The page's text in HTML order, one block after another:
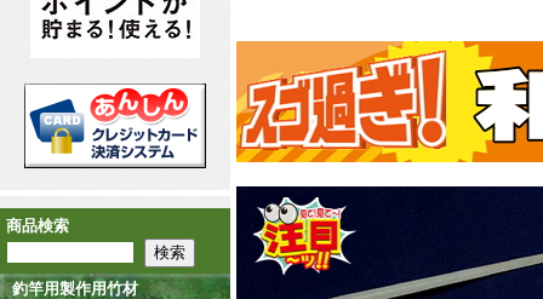
商品検索
釣竿用製作用竹材